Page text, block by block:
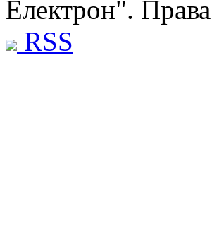
Електрон".
RSS